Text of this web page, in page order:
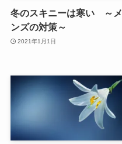
冬のスキニーは寒い ～メ
ンズの対策～
2021年1月1日